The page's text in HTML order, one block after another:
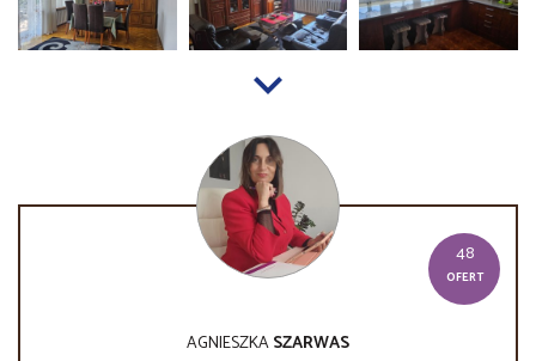
48
OFERT
AGNIESZKASZARWAS